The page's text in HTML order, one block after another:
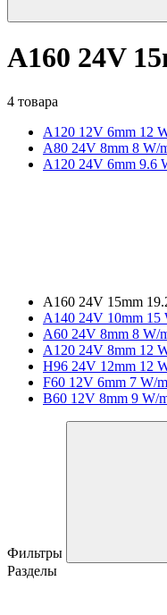
A160 24V
4 товара
A120 12V 6mm 12
А80 24V 8mm 8 W/
A120 24V 6mm 9.6
A160 24V 15mm
A140 24V 10mm 15
A60 24V 8mm 8 W/
A120 24V 8mm 12
H96 24V 12mm 12
F60 12V 6mm 7 W/
B60 12V 8mm 9 W/
Фильтры
Разделы